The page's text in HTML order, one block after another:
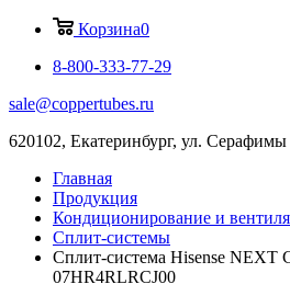
Корзина0
8-800-333-77-29
sale@coppertubes.ru
620102, Екатеринбург, ул.
Главная
Продукция
Кондиционирование и
Сплит-системы
Сплит-система Hisense NEXT
07HR4RLRCJ00